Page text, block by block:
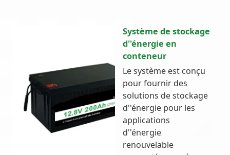
Système de stockage
d''énergie en
conteneur
Le système est conçu
pour fournir des
solutions de stockage
d''énergie pour les
applications
d''énergie
renouvelable